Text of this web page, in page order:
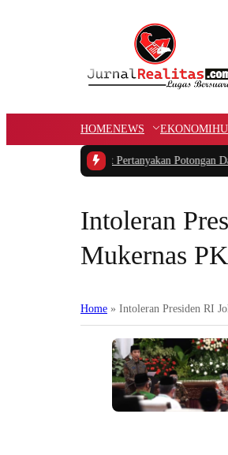
HOMENEWS EKONOMI
Papua Barat Pertanyakan Potongan Dana
Intoleran
Mukernas
Home » Intoleran Presiden RI